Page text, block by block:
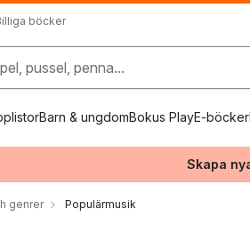
böcker
pussel, penna...
Barn & ungdomBokus PlayE-böcker
Skapa
genrer Populärmusik